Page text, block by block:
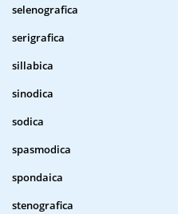
selenografica
serigrafica
sillabica
sinodica
sodica
spasmodica
spondaica
stenografica